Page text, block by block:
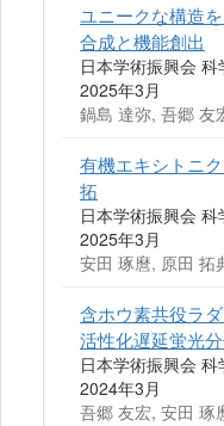
ユニークな構造
合成と機能創出
日本学術振興会
2025年3月
鍋島 達弥, 吾郷 友
有機エキシトニ
拓
日本学術振興会
2025年3月
安田 琢麿, 原田 拓
含ホウ素共役ラ
活性化遅延蛍光
日本学術振興会
2024年3月
吾郷 友宏, 安田 琢